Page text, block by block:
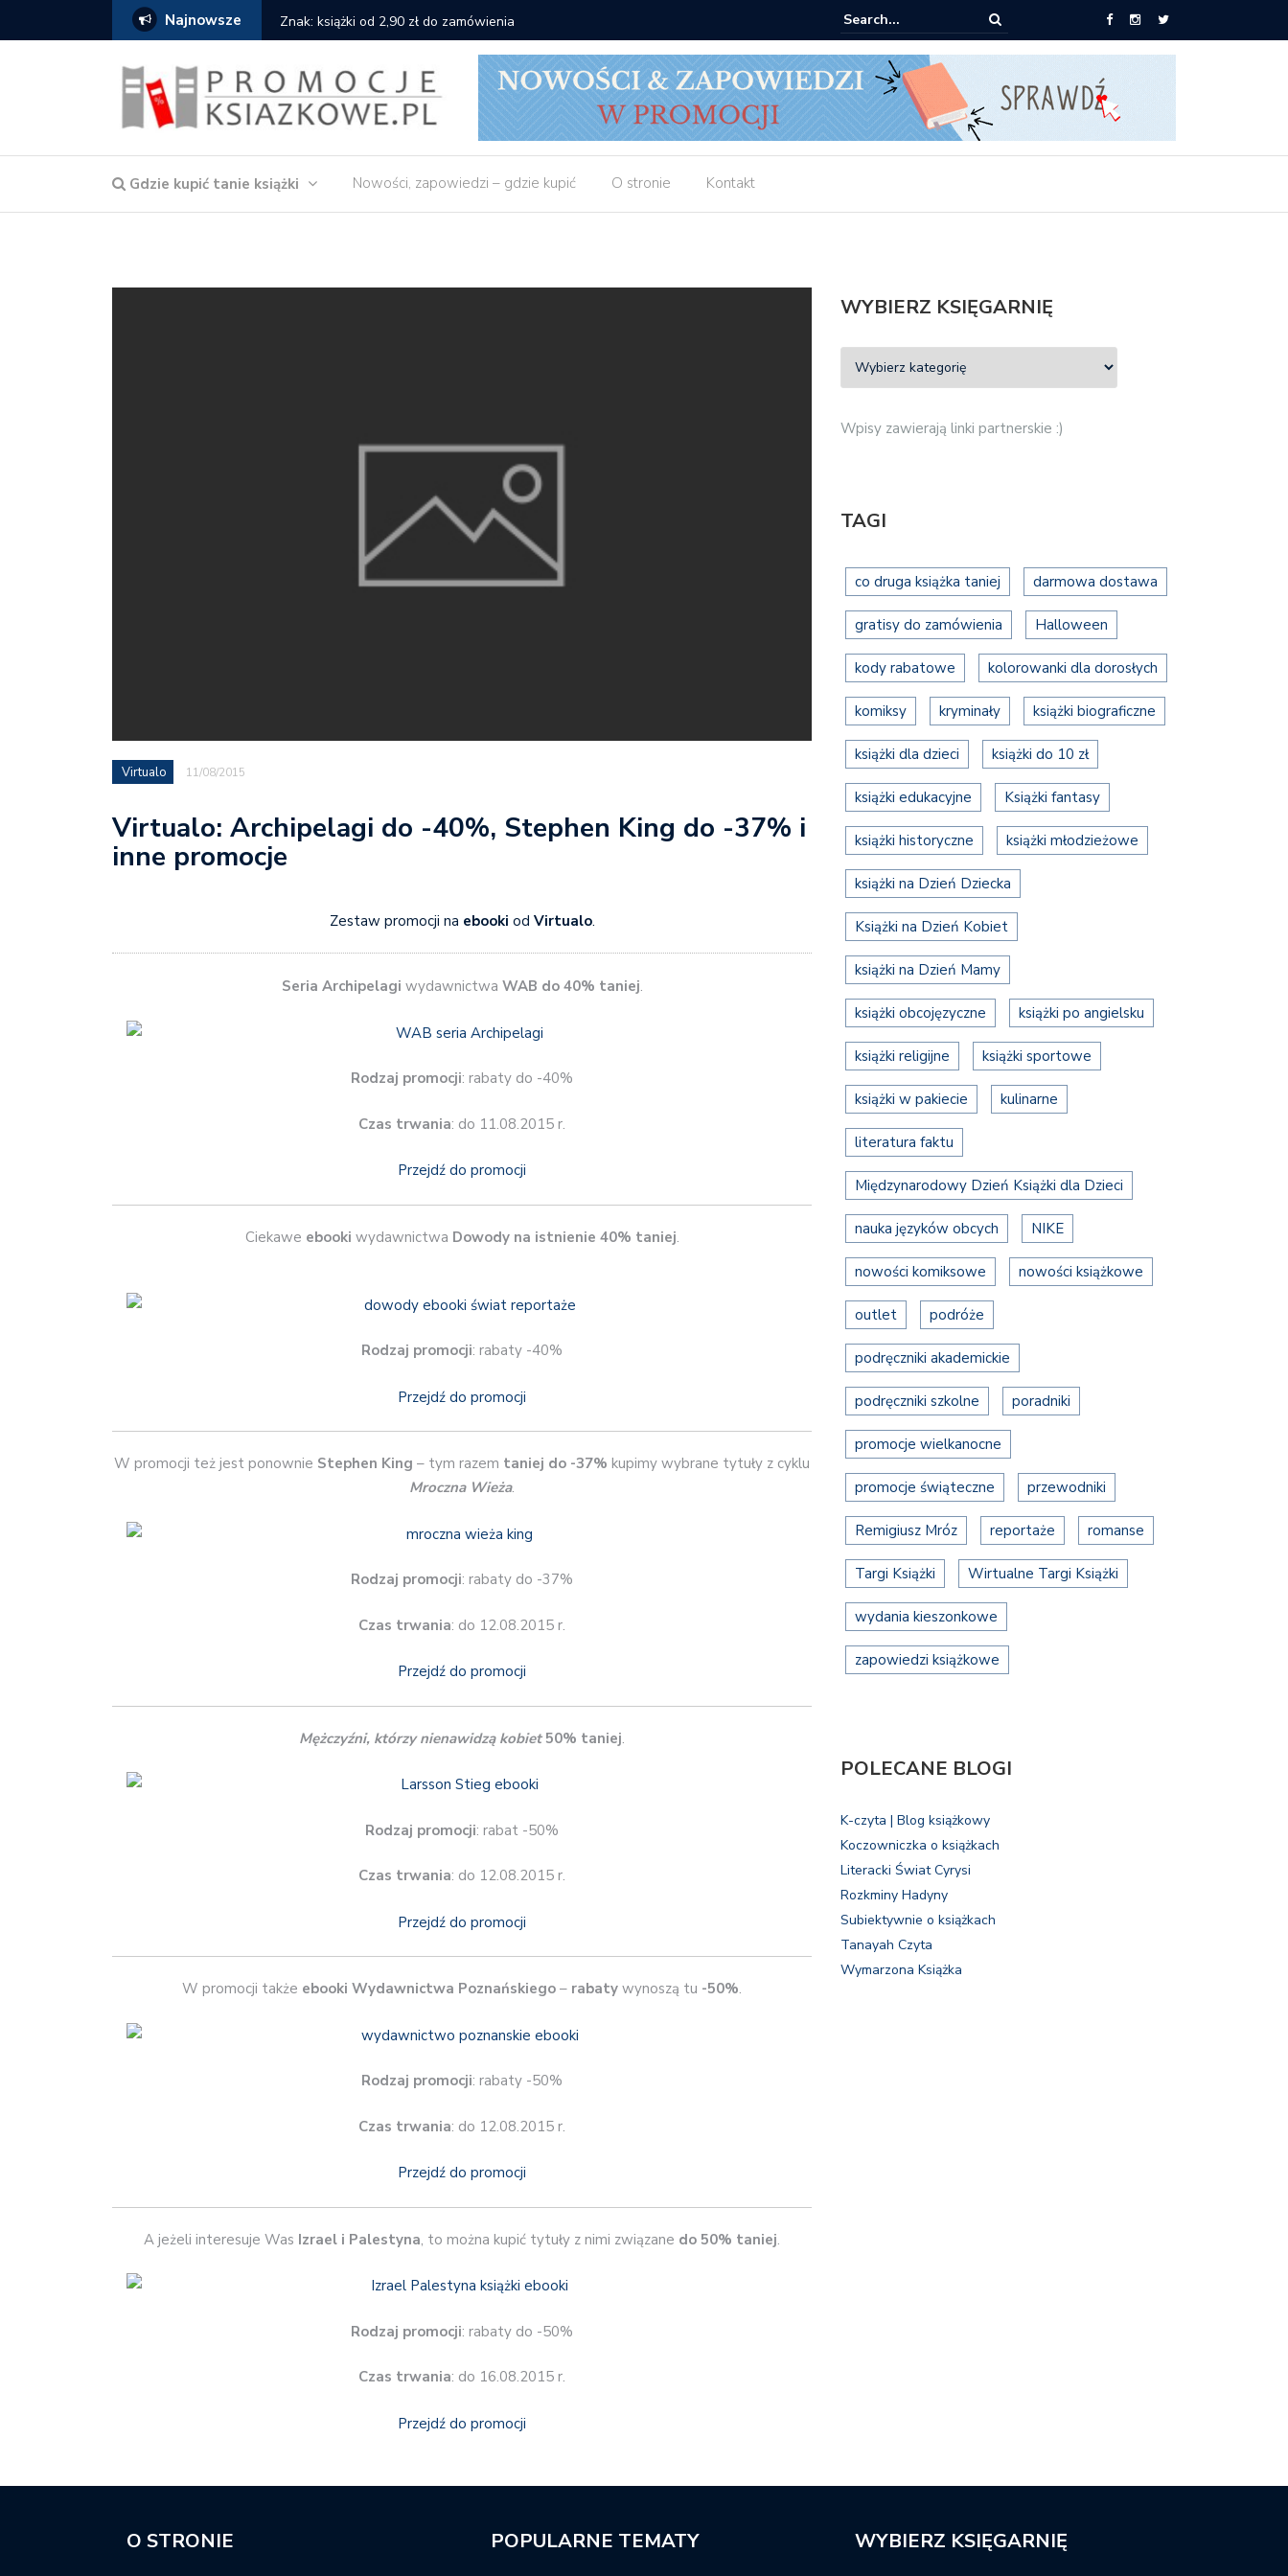
Najnowsze
książki od 2,90 zł do zamówienia Matras: 10 książek za 69 zł Empik: 2 książki za 30 zł
Gdzie kupić tanie książki Nowości, zapowiedzi – gdzie kupić O stronie Kontakt
Virtualo 11/08/2015
Virtualo: Archipelagi do -40%, Stephen King do -37% i
inne promocje
Zestaw promocji na ebooki od Virtualo.
Seria Archipelagi wydawnictwa WAB do 40% taniej.
Rodzaj promocji: rabaty do -40%
Czas trwania: do 11.08.2015 r.
Przejdź do promocji
Ciekawe ebooki wydawnictwa Dowody na istnienie 40% taniej.
Rodzaj promocji: rabaty -40%
Przejdź do promocji
W promocji też jest ponownie Stephen King – tym razem taniej do -37% kupimy wybrane tytuły z cyklu
Mroczna Wieża.
Rodzaj promocji: rabaty do -37%
Czas trwania: do 12.08.2015 r.
Przejdź do promocji
Mężczyźni, którzy nienawidzą kobiet 50% taniej.
Rodzaj promocji: rabat -50%
Czas trwania: do 12.08.2015 r.
Przejdź do promocji
W promocji także ebooki Wydawnictwa Poznańskiego – rabaty wynoszą tu -50%.
Rodzaj promocji: rabaty -50%
Czas trwania: do 12.08.2015 r.
Przejdź do promocji
A jeżeli interesuje Was Izrael i Palestyna, to można kupić tytuły z nimi związane do 50% taniej.
Rodzaj promocji: rabaty do -50%
Czas trwania: do 16.08.2015 r.
Przejdź do promocji
WYBIERZ KSIĘGARNIĘ
Wpisy zawierają linki partnerskie :)
TAGI
co druga książka taniej darmowa dostawa
gratisy do zamówienia Halloween
kody rabatowe kolorowanki dla dorosłych
komiksy kryminały książki biograficzne
książki dla dzieci książki do 10 zł
książki edukacyjne Książki fantasy
książki historyczne książki młodzieżowe
książki na Dzień Dziecka
Książki na Dzień Kobiet
książki na Dzień Mamy
książki obcojęzyczne książki po angielsku
książki religijne książki sportowe
książki w pakiecie kulinarne
literatura faktu
Międzynarodowy Dzień Książki dla Dzieci
nauka języków obcych NIKE
nowości komiksowe nowości książkowe
outlet podróże
podręczniki akademickie
podręczniki szkolne poradniki
promocje wielkanocne
promocje świąteczne przewodniki
Remigiusz Mróz reportaże romanse
Targi Książki Wirtualne Targi Książki
wydania kieszonkowe
zapowiedzi książkowe
POLECANE BLOGI
K-czyta | Blog książkowy
Koczowniczka o książkach
Literacki Świat Cyrysi
Rozkminy Hadyny
Subiektywnie o książkach
Tanayah Czyta
Wymarzona Książka
O STRONIE POPULARNE TEMATY WYBIERZ KSIĘGARNIĘ